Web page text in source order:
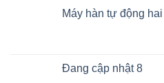
Máy hàn tự động
Đang cập nhật 8